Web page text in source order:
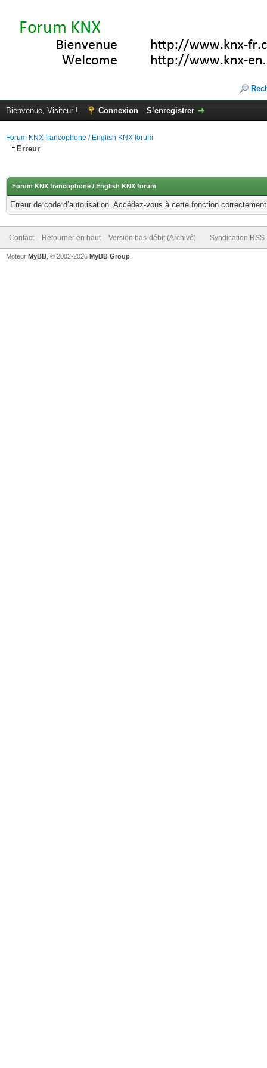
Bienvenue, Visiteur ! Connexion S’enregistrer
Forum KNX francophone / English KNX forum
Erreur
Forum KNX francophone / English KNX forum
Erreur de code d’autorisation. Accédez-vous à cette fonction
Contact Retourner en haut Version bas-débit (Archivé) Syndication RSS
Moteur MyBB , © 2002-2026 MyBB Group